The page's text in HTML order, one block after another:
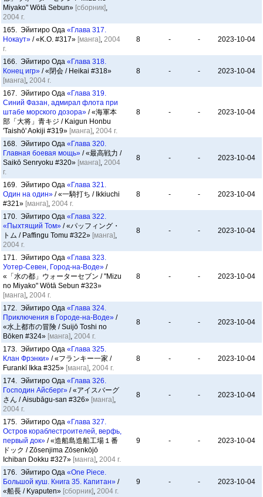
Miyako" Wōtā Sebun» [сборник],
2004 г.
165. Эйитиро Ода «Глава 317.
Нокаут» / «K.O. #317» [манга], 2004
г.
8 - - 2023-10-04
166. Эйитиро Ода «Глава 318.
Конец игр» / «閉会 / Heikai #318»
[манга], 2004 г.
8 - - 2023-10-04
167. Эйитиро Ода «Глава 319.
Синий Фазан, адмирал флота при
штабе морского дозора» / «海軍本
部「大将」青キジ / Kaigun Honbu
'Taishō' Aokiji #319» [манга], 2004 г.
8 - - 2023-10-04
168. Эйитиро Ода «Глава 320.
Главная боевая мощь» / «最高戦力 /
Saikō Senryoku #320» [манга], 2004
г.
8 - - 2023-10-04
169. Эйитиро Ода «Глава 321.
Один на один» / «一騎打ち / Ikkiuchi
#321» [манга], 2004 г.
8 - - 2023-10-04
170. Эйитиро Ода «Глава 322.
«Пыхтящий Том» / «パッフィング・
トム / Paffingu Tomu #322» [манга],
2004 г.
8 - - 2023-10-04
171. Эйитиро Ода «Глава 323.
Уотер-Севен, Город-на-Воде» /
«「水の都」ウォーターセブン / "Mizu
no Miyako" Wōtā Sebun #323»
[манга], 2004 г.
8 - - 2023-10-04
172. Эйитиро Ода «Глава 324.
Приключения в Городе-на-Воде» /
«水上都市の冒険 / Suijō Toshi no
Bōken #324» [манга], 2004 г.
8 - - 2023-10-04
173. Эйитиро Ода «Глава 325.
Клан Фрэнки» / «フランキー一家 /
Furankī Ikka #325» [манга], 2004 г.
8 - - 2023-10-04
174. Эйитиро Ода «Глава 326.
Господин Айсберг» / «アイスバーグ
さん / Aisubāgu-san #326» [манга],
2004 г.
8 - - 2023-10-04
175. Эйитиро Ода «Глава 327.
Остров кораблестроителей, верфь,
первый док» / «造船島造船工場１番
ドック / Zōsenjima Zōsenkōjō
Ichiban Dokku #327» [манга], 2004 г.
9 - - 2023-10-04
176. Эйитиро Ода «One Piece.
Большой куш. Книга 35. Капитан» /
«船長 / Kyaputen» [сборник], 2004 г.
9 - - 2023-10-04